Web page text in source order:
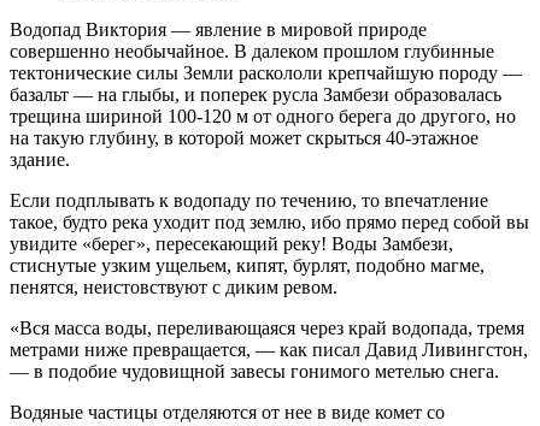
Водопад Виктория — явление в мировой природе
совершенно необычайное. В далеком прошлом глубинные
тектонические силы Земли раскололи крепчайшую породу —
базальт — на глыбы, и поперек русла Замбези образовалась
трещина шириной 100-120 м от одного берега до другого, но
на такую глубину, в которой может скрыться 40-этажное
здание.
Если подплывать к водопаду по течению, то впечатление
такое, будто река уходит под землю, ибо прямо перед собой вы
увидите «берег», пересекающий реку! Воды Замбези,
стиснутые узким ущельем, кипят, бурлят, подобно магме,
пенятся, неистовствуют с диким ревом.
«Вся масса воды, переливающаяся через край водопада, тремя
метрами ниже превращается, — как писал Давид Ливингстон,
— в подобие чудовищной завесы гонимого метелью снега.
Водяные частицы отделяются от нее в виде комет со